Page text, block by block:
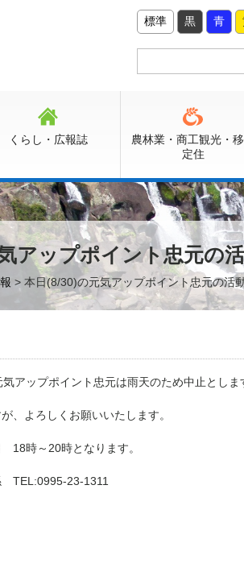
標準 黒 青
くらし・広報誌
農林業・商工観光・
定住
アップポイント忠元の
> 本日(8/30)の元気アップポイント忠元の活
アップポイント忠元は雨天のため中止としま
、よろしくお願いいたします。
18時～20時となります。
23-1311